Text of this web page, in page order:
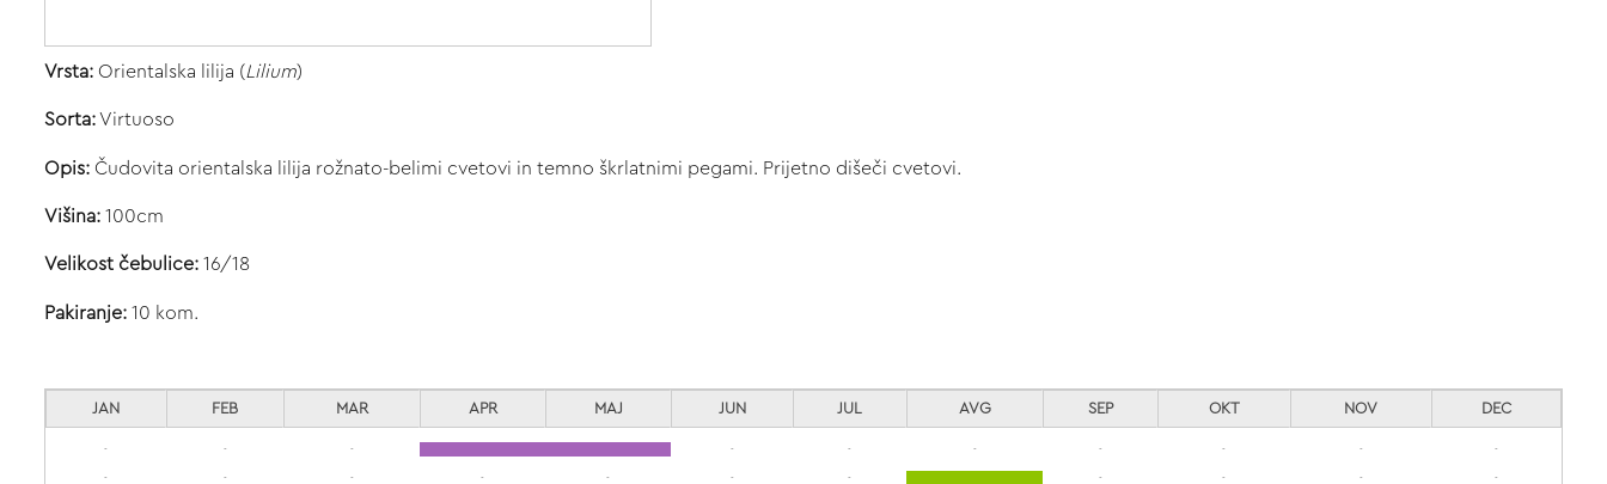
Vrsta: Orientalska lilija (Lilium)
Sorta:Virtuoso
Opis: Čudovita orientalska lilija rožnato-belimi cvetovi in temno škrlatnimi pegami. Prijetno dišeči cvetovi.
Višina: 100cm
Velikost čebulice: 16/18
Pakiranje: 10 kom.
JAN FEB MAR APR MAJ JUN JUL AVG SEP OKT NOV DEC
- - - - - - - - - -
- - - - - - - - - - -